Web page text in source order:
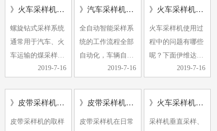
》火车采样机的应用及形式
螺旋钻式采样系统
通常用于汽车、火
车运输的煤采样。
螺旋钻采样机具有
一起放置，形成完
2019-7-16
》汽车采样机常见的故障有哪些
全自动智能采样系
统的工作流程全部
自动化，车辆自动
定位，计算机控制
来，由于煤样要求
2019-7-16
》火车采样机使用过程中的问题
火车采样机使用过
程中的问题有哪些
呢？下面伊维达小
编带大家了解下。
碎机卡住。
2019-7-16
》皮带采样机采样过程中煤样的采取是采制化中的重要环节
皮带采样机的取样
》皮带采样机日常检查维护
皮带采样机在日常
》火车采样机使用中有哪些注意事项
采样机垂直采样、